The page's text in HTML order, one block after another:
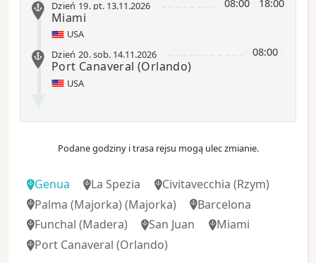
08:00 18:00
Dzień 19. pt.13.11.2026
Miami
USA
08:00
Dzień 20.sob.14.11.2026
Port Canaveral(Orlando)
USA
Podane godziny i trasa rejsu mogą ulec zmianie.
Genua La Spezia Civitavecchia (Rzym)
Palma (Majorka) (Majorka)
Barcelona
Funchal (Madera) San Juan
Miami
Port Canaveral (Orlando)